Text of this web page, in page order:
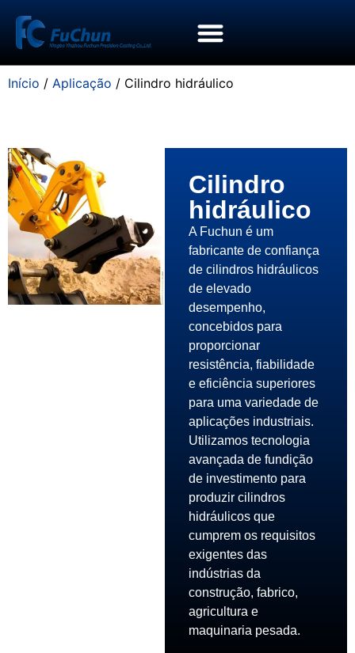
Início / Aplicação / Cilindro hidráulico
Cilindro
hidráulico
A Fuchun é um
fabricante de confiança
de cilindros hidráulicos
de elevado
desempenho,
concebidos para
proporcionar
resistência, fiabilidade
e eficiência superiores
para uma variedade de
aplicações industriais.
Utilizamos tecnologia
avançada de fundição
de investimento para
produzir cilindros
hidráulicos que
cumprem os requisitos
exigentes das
indústrias da
construção, fabrico,
agricultura e
maquinaria pesada.